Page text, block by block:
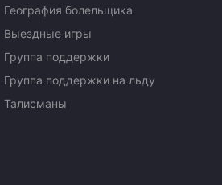
География болельщика
Выездные игры
Группа поддержки
Группа поддержки на льду
Талисманы